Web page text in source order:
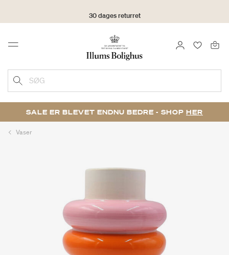
30 dages returret
Menu LOG IND
SØG
SALE ER BLEVET ENDNU BEDRE - SHOP HER
Vaser